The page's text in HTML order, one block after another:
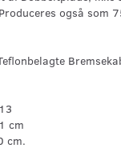
også som
cm
cm.